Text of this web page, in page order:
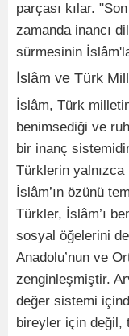
parçası kılar.
zamanda inancı
sürmesinin
İslâm ve Türk
İslâm, Türk
benimsediği ve
bir inanç
Türklerin
İslâm’ın özünü
Türkler, İslâm’ı
sosyal öğelerini
Anadolu’nun ve
zenginleşmiştir.
değer sistemi
bireyler için değil,